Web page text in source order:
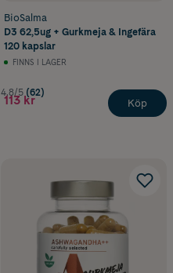
BioSalma
D3 62,5ug + Gurkmeja & Ingefära
120 kapslar
FINNS I LAGER
4.8/5 (62)
113 kr Köp